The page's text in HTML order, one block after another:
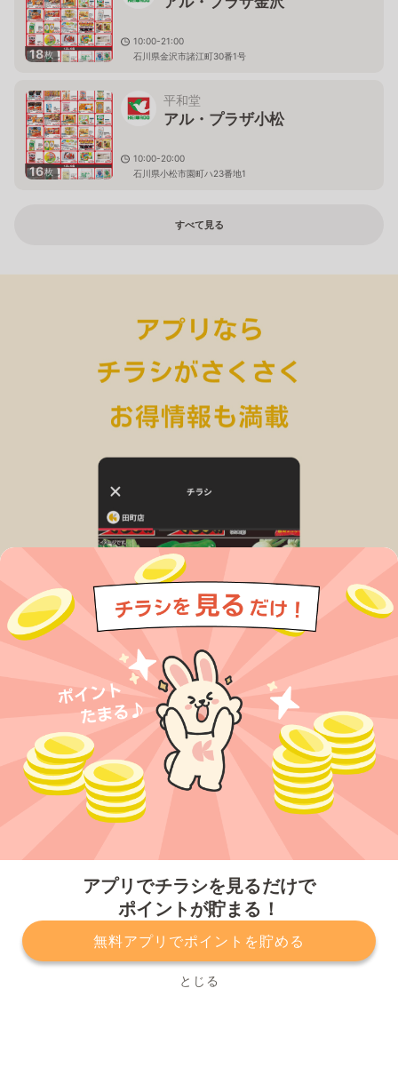
アプリでチラシを見るだけで
ポイントが貯まる！
無料アプリでポイントを貯める
とじる
18枚
10:00-21:00
石川県金沢市諸江町30番1号
16枚
平和堂
アル・プラザ小松
10:00-20:00
石川県小松市園町ハ23番地1
すべて見る
プライバシーポリシー 利用規約
運営会社
サービスに関してのお問い合わせ